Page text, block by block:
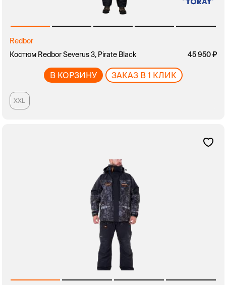
Redbor
Костюм Redbor Severus 3, Pirate Black
45 950
В КОРЗИНУ ЗАКАЗ В 1 КЛИК
XXL